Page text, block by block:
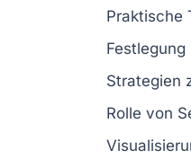
Praktische
Festlegung
Strategien
Rolle von